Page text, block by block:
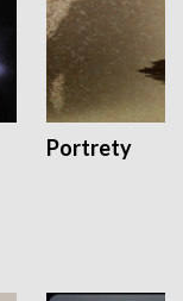
Portrety